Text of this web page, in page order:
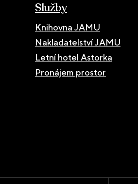
Služby
Knihovna JAMU
Nakladatelství JAMU
Letní hotel Astorka
Pronájem prostor